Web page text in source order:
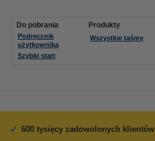
Do pobrania
Podręcznik
użytkownika
Szybki start
Produkty
Wszystkie taśmy
600 tysięcy zadowolonych klientów